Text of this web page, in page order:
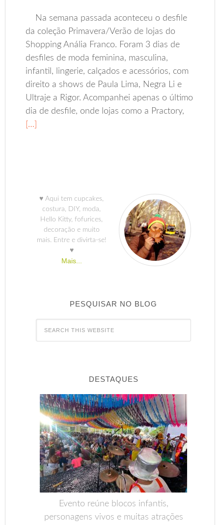
Na semana passada aconteceu o desfile
da coleção Primavera/Verão de lojas do
Shopping Anália Franco. Foram 3 dias de
desfiles de moda feminina, masculina,
infantil, lingerie, calçados e acessórios, com
direito a shows de Paula Lima, Negra Li e
Ultraje a Rigor. Acompanhei apenas o último
dia de desfile, onde lojas como a Practory,
[…]
♥ Aqui tem cupcakes,
costura, DIY, moda,
Hello Kitty, fofurices,
decoração e muito
mais. Entre e divirta-se!
♥
Mais...
PESQUISAR NO BLOG
DESTAQUES
Evento reúne blocos infantis,
personagens vivos e muitas atrações